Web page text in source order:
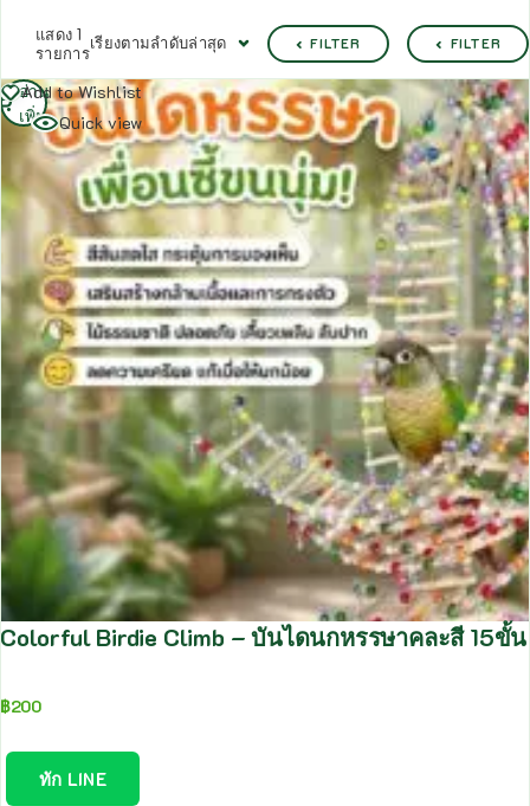
แสดง 1
รายการ
เรียงตามลำดับล่าสุด FILTER FILTER
Add to Wishlist
Quick view
Colorful Birdie Climb – บันไดนกหรรษาคละสี 15ขั้
฿200
ทัก LINE
อ่าน
เพิ่ม